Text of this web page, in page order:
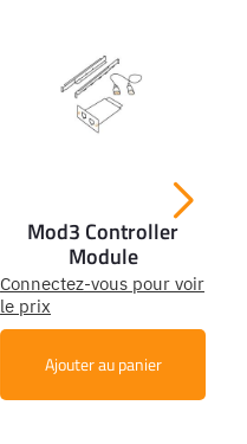
Mod3 Controller
Module
Connectez-vous pour voir
le prix
Ajouter au panier